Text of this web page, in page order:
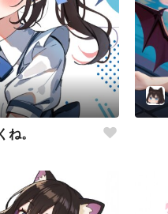
ね。